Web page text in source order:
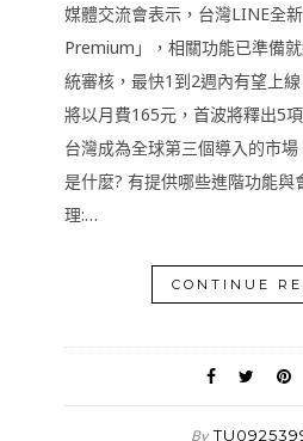
媒體交流會表示，台灣LINE全
Premium」，相關功能已準備
統審核，最快1到2週內有望上
將以月費165元，首波將釋出5
台灣成為全球第三個導入的市場
是什麼? 有提供哪些進階功能與
理:…
CONTINUE
By